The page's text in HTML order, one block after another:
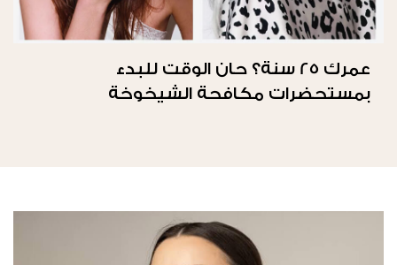
عمرك 25 سنة؟ حان الوقت للبدء
بمستحضرات مكافحة الشيخوخة